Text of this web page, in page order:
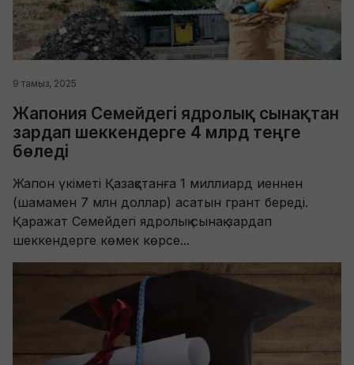
9 тамыз, 2025
Жапония Семейдегі ядролық сынақтан
зардап шеккендерге 4 млрд теңге
бөледі
Жапон үкіметі Қазақстанға 1 миллиард иеннен
(шамамен 7 млн доллар) асатын грант береді.
Қаражат Семейдегі ядролық сынақ зардап
шеккендерге көмек көрсе...